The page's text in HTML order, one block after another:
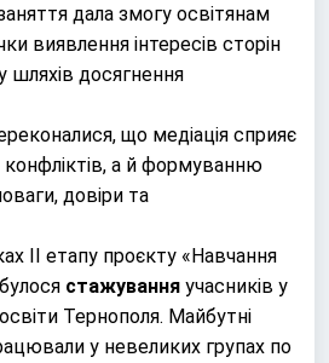
дала змогу освітянам
виявлення інтересів сторін
шляхів досягнення
що медіація сприяє
а й формуванню
довіри та
ІІ етапу проєкту «Навчання
стажування учасників у
Тернополя. Майбутні
у невеликих групах по